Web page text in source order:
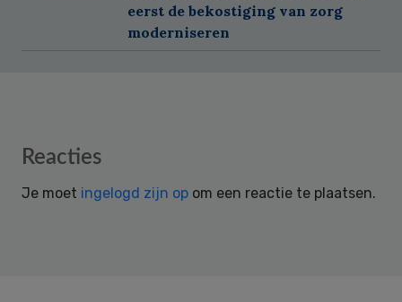
eerst de bekostiging van zorg
moderniseren
Reader
Reacties
Je moet ingelogd zijn op om een reactie te plaatsen.